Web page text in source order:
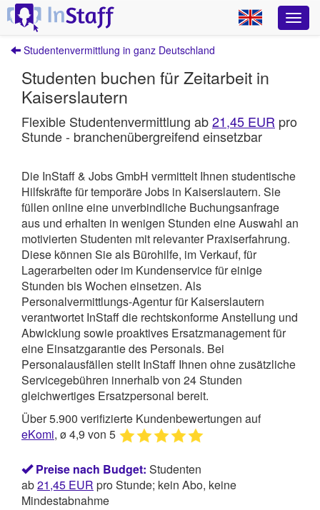
Studentenvermittlung in ganz Deutschland
Studenten buchen für Zeitarbeit in
Kaiserslautern
Flexible Studentenvermittlung ab21,45 EUR pro
Stunde - branchenübergreifend einsetzbar
Die InStaff & Jobs GmbH vermittelt Ihnen studentische
Hilfskräfte für temporäre Jobs in Kaiserslautern. Sie
füllen online eine unverbindliche Buchungsanfrage
aus und erhalten in wenigen Stunden eine Auswahl an
motivierten Studenten mit relevanter Praxiserfahrung.
Diese können Sie als Bürohilfe, im Verkauf, für
Lagerarbeiten oder im Kundenservice für einige
Stunden bis Wochen einsetzen. Als
Personalvermittlungs-Agentur für Kaiserslautern
verantwortet InStaffdie rechtskonforme Anstellung und
Abwicklung sowie proaktives Ersatzmanagement für
eine Einsatzgarantie des Personals. Bei
Personalausfällen stellt InStaff Ihnen ohne zusätzliche
Servicegebühren innerhalb von 24 Stunden
gleichwertiges Ersatzpersonal bereit.
Über 5.900 verifizierte Kundenbewertungen auf
eKomi, ø 4,9 von 5
Preise nach Budget: Studenten
ab21,45 EUR pro Stunde; kein Abo, keine
Mindestabnahme